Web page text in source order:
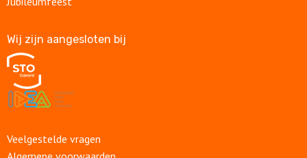
Wij zijn aangesloten bij
Veelgestelde vragen